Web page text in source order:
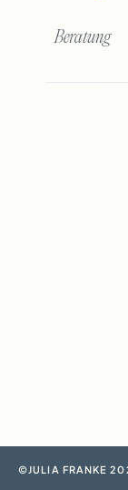
©JULIA FRANKE
Beratung